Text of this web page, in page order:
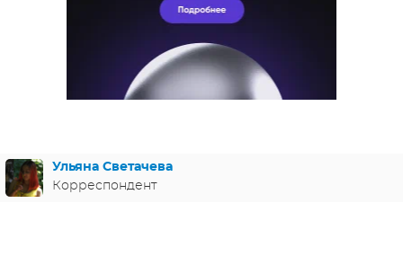
ГЕРМАНИЯ
СПОЙЛЕРЫ ИЗ СЕРИАЛОВ
Ульяна Светачева
Корреспондент